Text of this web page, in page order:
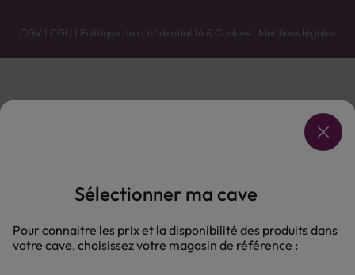
CGV | CGU | Politique de confidentialité & Cookies | Mentions légales
Vente uniquement en caves. Contactez votre caviste pour plus de renseignements.
L'ABUS D'ALCOOL EST DANGEREUX POUR LA SANTÉ, À CONSOMMER AVEC MODÉRATION.
Sélectionner ma cave
Pour connaitre les prix et la disponibilité des produits dans
votre cave, choisissez votre magasin de référence :